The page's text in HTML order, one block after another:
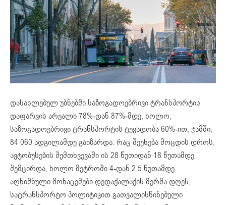
დასახლებულ უბნებში საზოგადოებრივი ტრანსპორტის
დაფარვის არეალი 78%-დან 87%-მდე, ხოლო,
საზოგადოებრივი ტრანსპორტის ტევადობა 60%-ით, ჯამში,
84 060 ადგილამდე გაიზარდა. რაც შეეხება მოცდის დროს,
ავტობუსების შემთხვევაში ის 28 წუთიდან 18 წუთამდე
შემცირდა, ხოლო მეტროში 4-დან 2,5 წუთამდე.
აღნიშნული მონაცემები დედაქალაქის მერმა დღეს,
სატრანსპორტო პოლიტიკით გათვალისწინებული